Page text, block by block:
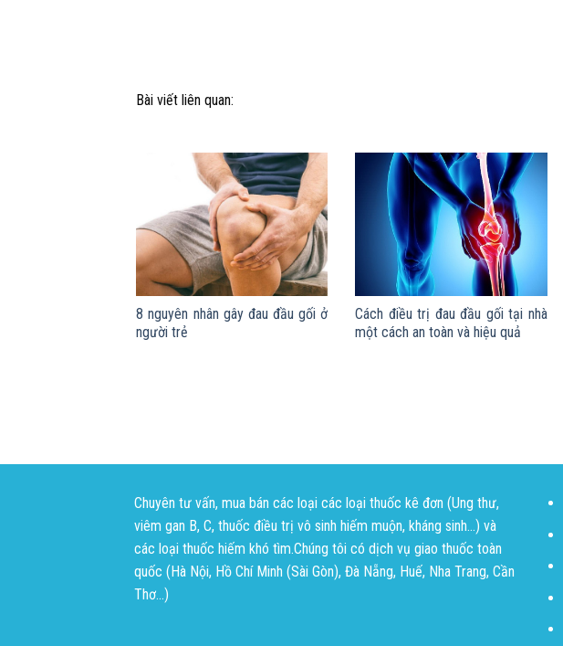
Bài viết liên quan:
8 nguyên nhân gây đau đầu gối ở
người trẻ
Cách điều trị đau đầu gối tại nhà
một cách an toàn và hiệu quả
Chuyên tư vấn, mua bán các loại các loại thuốc kê đơn (Ung thư,
viêm gan B, C, thuốc điều trị vô sinh hiếm muộn, kháng sinh...) và
các loại thuốc hiếm khó tìm.Chúng tôi có dịch vụ giao thuốc toàn
quốc (Hà Nội, Hồ Chí Minh (Sài Gòn), Đà Nẵng, Huế, Nha Trang, Cần
Thơ...)